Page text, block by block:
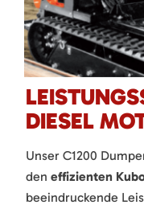
DIESEL
Unser C1200
den effizienten
beeindruckende